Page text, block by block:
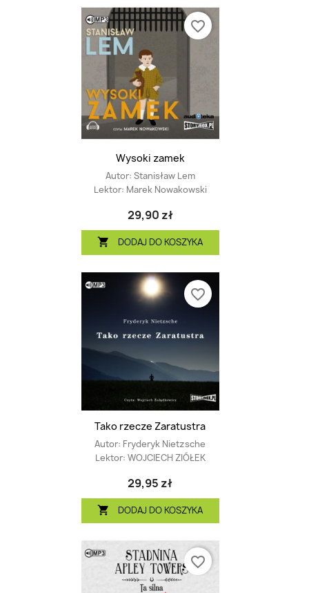
Wysoki zamek
Autor: Stanisław Lem
Lektor: Marek Nowakowski
29,90 zł
 DODAJ DO KOSZYKA
favorite_border
Tako rzecze Zaratustra
Autor: Fryderyk Nietzsche
Lektor: WOJCIECH ZIÓŁEK
29,95 zł
 DODAJ DO KOSZYKA
favorite_border
favorite_border